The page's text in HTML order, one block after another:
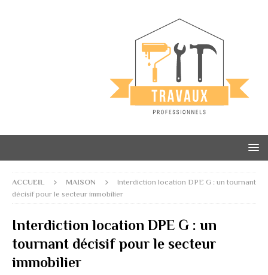
ACCUEIL MAISON
Interdiction location DPE G : un tournant
décisif pour le secteur immobilier
Interdiction location DPE G : un
tournant décisif pour le secteur
immobilier